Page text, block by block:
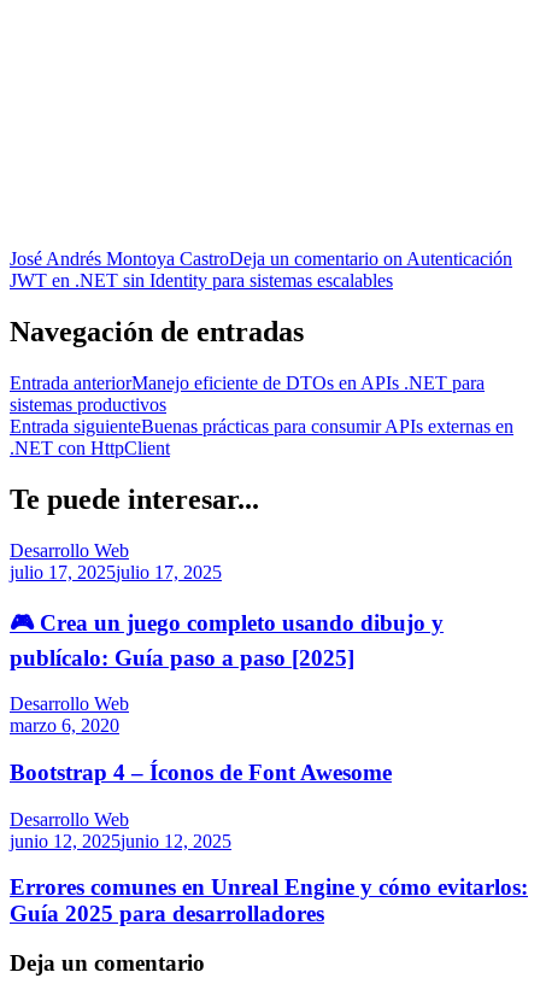
José Andrés Montoya CastroDeja un comentario on Autenticación
JWT en .NET sin Identity para sistemas escalables
Navegación de entradas
Entrada anteriorManejo eficiente de DTOs en APIs .NET para
sistemas productivos
Entrada siguienteBuenas prácticas para consumir APIs externas en
.NET con HttpClient
Te puede interesar...
Desarrollo Web
julio 17, 2025julio 17, 2025
🎮 Crea un juego completo usando dibujo y
publícalo: Guía paso a paso [2025]
Desarrollo Web
marzo 6, 2020
Bootstrap 4 – Íconos de Font Awesome
Desarrollo Web
junio 12, 2025junio 12, 2025
Errores comunes en Unreal Engine y cómo evitarlos:
Guía 2025 para desarrolladores
Deja un comentario